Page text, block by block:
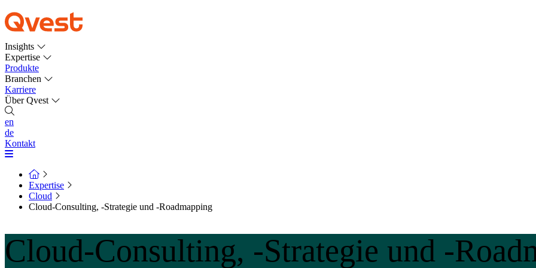
Insights
Expertise
Produkte
Branchen
Karriere
Über Qvest
en
de
Kontakt
Expertise
Cloud
Cloud-Consulting, -Strategie und -Roadmapping
Cloud-Consulting, -Strategie und -